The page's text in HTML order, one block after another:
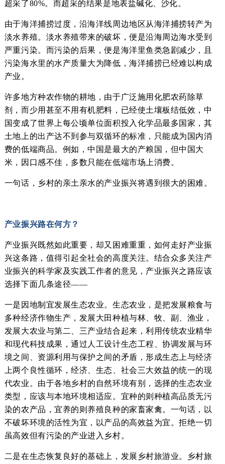
超采了80%。而超采的结果是地表盐碱化、沙化。
由于海洋捕捞过度，沿海洋线周边地区从海洋捕捞转产为
淡水养殖。淡水养殖带来的破坏，便是沿海周边海水受到
严重污染。而污染的后果，便是海洋里鱼类急剧减少，且
污染海水里的水产质量大为降低，海洋捕捞已经难以构成
产业。
许多地方种农作物的耕地，由于广泛施用化肥农药除草
剂，而少用甚至不用有机肥料，已经使土壤板结低效，中
国变成了世界上每公顷单位面积投入化学品最多国家，其
土地上的出产达不到参与双循环的标准，只能成为国内消
费的低端商品。例如，中国是最大的产粮国，但中国大
米，因口感不佳，多数只能在低端市场上消费。
一句话，乡村的亲土亲水的产业振兴将遇到很大的困难。
产业振兴路在何方？
产业振兴既然如此重要，却又困难重重，如何走好产业振
兴这条路，值得引起全社会的高度关注。结合众多关注产
业振兴的科学家及实践工作者的意见，产业振兴之路应该
选择下面几条途径——
一是因地制宜发展生态农业。生态农业，是把发展粮食与
多种经济作物生产，发展大田种植与林、牧、副、渔业，
发展大农业与第二、三产业结合起来，利用传统农业精华
和现代科技成果，通过人工设计生态工程、协调发展与环
境之间、资源利用与保护之间的矛盾，形成生态上与经济
上两个良性循环，经济、生态、社会三大效益的统一的现
代农业。由于各地乡村的自然环境有别，选择的生态农业
类型，应该与本地环境相适应。宜种的则种植高品质无污
染的农产品，宜养的则养殖良种的家畜家禽。一句话，以
不破坏环境的活性为宜，以产品的高效益为宜。拒绝一切
虽高效但有污染的产业进入乡村。
二是在生态恢复良好的基础上，发展乡村旅游业。乡村旅